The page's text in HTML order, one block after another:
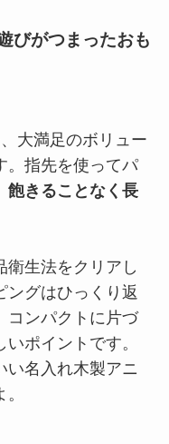
びがつまったおも
大満足のボリュー
。指先を使ってパ
飽きることなく長
衛生法をクリアし
ングはひっくり返
コンパクトに片づ
ポイントです。
い名入れ木製アニ